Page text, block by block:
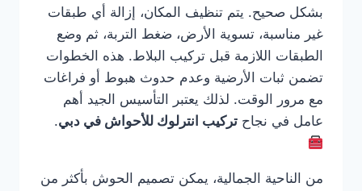
بشكل صحيح. يتم تنظيف المكان، إزالة أي طبقات
غير مناسبة، تسوية الأرض، ضغط التربة، ثم وضع
الطبقات اللازمة قبل تركيب البلاط. هذه الخطوات
تضمن ثبات الأرضية وعدم حدوث هبوط أو فراغات
مع مرور الوقت. لذلك يعتبر التأسيس الجيد أهم
عامل في نجاح تركيب انترلوك للأحواش في دبي.
من الناحية الجمالية، يمكن تصميم الحوش بأكثر من